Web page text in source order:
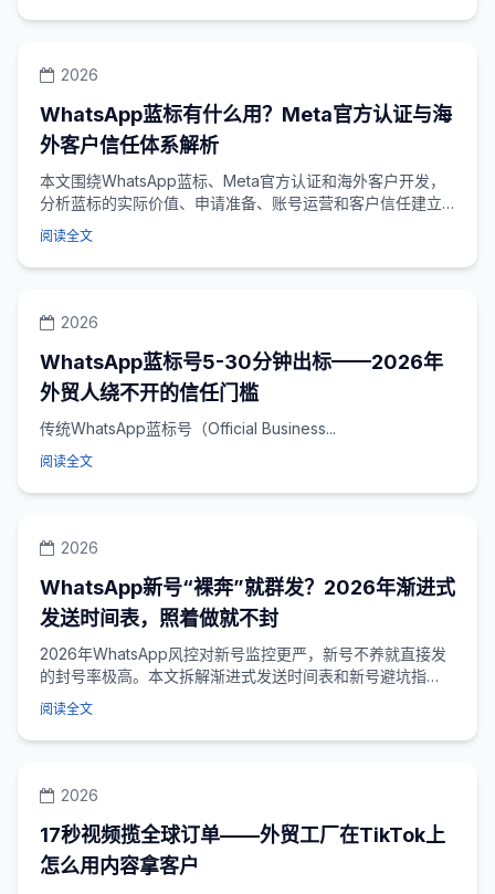
2026
WhatsApp蓝标有什么用？Meta官方认证与海
外客户信任体系解析
本文围绕WhatsApp蓝标、Meta官方认证和海外客户开发，
分析蓝标的实际价值、申请准备、账号运营和客户信任建立
方法，帮助企业正确理解认证与获客...
阅读全文
2026
WhatsApp蓝标号5-30分钟出标——2026年
外贸人绕不开的信任门槛
传统WhatsApp蓝标号（Official Business...
阅读全文
2026
WhatsApp新号“裸奔”就群发？2026年渐进式
发送时间表，照着做就不封
2026年WhatsApp风控对新号监控更严，新号不养就直接发
的封号率极高。本文拆解渐进式发送时间表和新号避坑指
南，火柴AI蓝标号5-30分钟快速...
阅读全文
2026
17秒视频揽全球订单——外贸工厂在TikTok上
怎么用内容拿客户